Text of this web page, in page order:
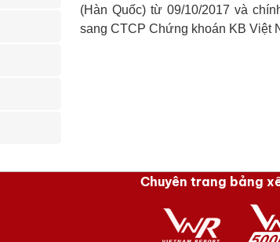
(Hàn Quốc) từ 09/10/2017 và
sang CTCP Chứng khoán KB Việt
Chuyên trang bảng